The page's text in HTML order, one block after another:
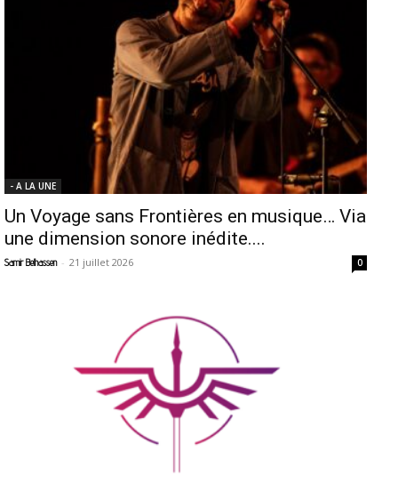
- A LA UNE
Un Voyage sans Frontières en musique… Via
une dimension sonore inédite....
Samir Belhassen - 21 juillet 2026 0